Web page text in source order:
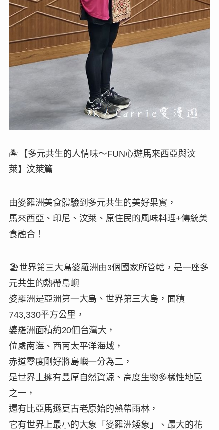
🏝【多元共生的人情味～FUN心遊馬來西亞與汶
萊】汶萊篇
由婆羅洲美食體驗到多元共生的美好果實，
馬來西亞、印尼、汶萊、原住民的風味料理+傳統美
食融合！
🏖️世界第三大島婆羅洲由3個國家所管轄，是一座多
元共生的熱帶島嶼
婆羅洲是亞洲第一大島、世界第三大島，面積
743,330平方公里，
婆羅洲面積約20個台灣大，
位處南海、西南太平洋海域，
赤道零度剛好將島嶼一分為二，
是世界上擁有豐厚自然資源、高度生物多樣性地區
之一，
還有比亞馬遜更古老原始的熱帶雨林，
它有世界上最小的大象「婆羅洲矮象」、最大的花